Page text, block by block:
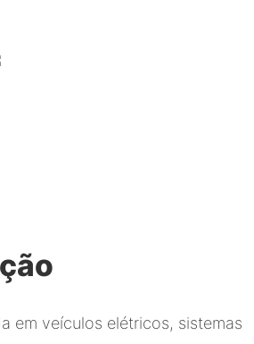
em veículos elétricos, sistemas